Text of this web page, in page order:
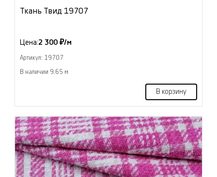
Ткань Твид 19707
Цена:2 300 ₽/м
Артикул: 19707
В наличии 9.65 м
В корзину